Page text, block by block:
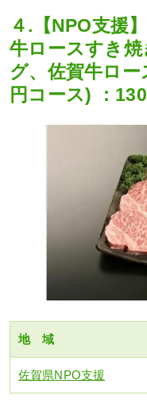
４.【NPO支援
牛ロースすき
グ、佐賀牛ロ
円コース) ：
地 域
佐賀県NPO支援